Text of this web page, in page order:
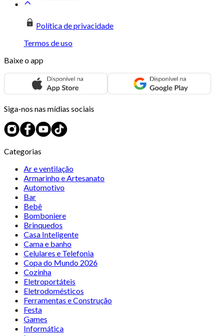
Política de privacidade
Termos de uso
Baixe o app
Siga-nos nas mídias sociais
Categorias
Ar e ventilação
Armarinho e Artesanato
Automotivo
Bar
Bebê
Bomboniere
Brinquedos
Casa Inteligente
Cama e banho
Celulares e Telefonia
Copa do Mundo 2026
Cozinha
Eletroportáteis
Eletrodomésticos
Ferramentas e Construção
Festa
Games
Informática